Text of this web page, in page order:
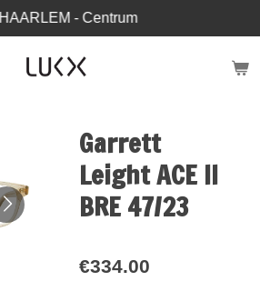
HAARLEM - Centrum
Garrett
Leight ACE II
BRE 47/23
€334.00